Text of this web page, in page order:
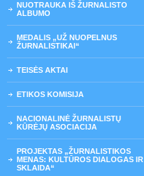
NUOTRAUKA IŠ ŽURNALISTO
ALBUMO
MEDALIS „UŽ NUOPELNUS
ŽURNALISTIKAI“
TEISĖS AKTAI
ETIKOS KOMISIJA
NACIONALINĖ ŽURNALISTŲ
KŪRĖJŲ ASOCIACIJA
PROJEKTAS „ŽURNALISTIKOS
MENAS: KULTŪROS DIALOGAS IR
SKLAIDA“